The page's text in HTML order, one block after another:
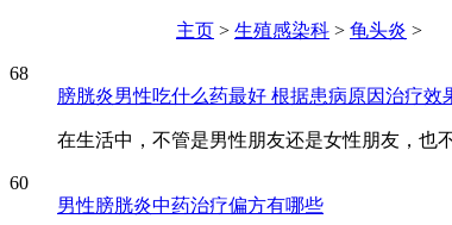
主页 > 生殖感染科 > 龟头炎 >
68
膀胱炎男性吃什么药最好 根据患病原因治疗效
在生活中，不管是男性朋友还是女性朋友，也
60
男性膀胱炎中药治疗偏方有哪些